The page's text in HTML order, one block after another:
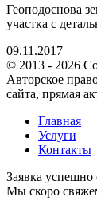
Геоподоснова
участка с
09.11.2017
© 2013 - 2026
Авторское
сайта, прямая
Главная
Услуги
Контакты
Заявка успешно
Мы скоро